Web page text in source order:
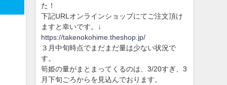
た！
下記URLオンラインショップにてご注文頂け
ますと幸いです。↓
https://takenokohime.theshop.jp/
３月中旬時点でまだまだ量は少ない状況で
す。
筍姫の量がまとまってくるのは、3/20すぎ、3
月下旬ごろからを見込んでおります。